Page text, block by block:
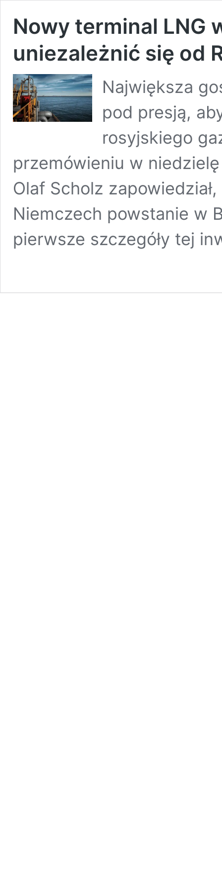
Nowy terminal LNG
uniezależnić się od
Największa
pod presją,
rosyjskiego
przemówieniu w
Olaf Scholz
Niemczech powstanie w
pierwsze szczegóły tej